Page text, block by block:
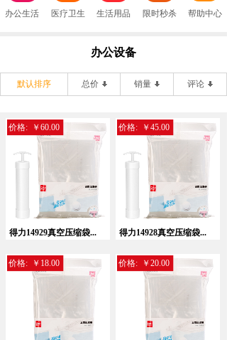
限时秒杀 帮助中心
办公生活 生活用品
医疗卫生
办公设备
默认排序 总价 销量 评论
得力14929真空压缩袋...
价格: ￥60.00
得力14928真空压缩袋...
价格: ￥45.00
价格: ￥18.00 价格: ￥20.00